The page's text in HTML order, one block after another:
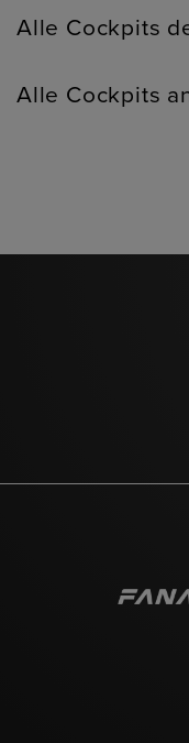
Alle Cockpits
Alle Cockpits